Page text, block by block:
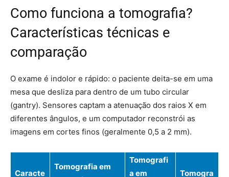
Como funciona a tomografia?
Características técnicas e
comparação
O exame é indolor e rápido: o paciente deita-se em uma
mesa que desliza para dentro de um tubo circular
(gantry). Sensores captam a atenuação dos raios X em
diferentes ângulos, e um computador reconstrói as
imagens em cortes finos (geralmente 0,5 a 2 mm).
Caracte
Tomografia em
Tomografi
a em
Tomogra